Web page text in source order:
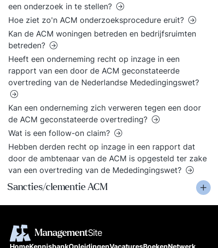
een onderzoek in te stellen?
Hoe ziet zo'n ACM onderzoeksprocedure eruit?
Kan de ACM woningen betreden en bedrijfsruimten
betreden?
Heeft een onderneming recht op inzage in een
rapport van een door de ACM geconstateerde
overtreding van de Nederlandse Mededingingswet?
Kan een onderneming zich verweren tegen een door
de ACM geconstateerde overtreding?
Wat is een follow-on claim?
Hebben derden recht op inzage in een rapport dat
door de ambtenaar van de ACM is opgesteld ter zake
van een overtreding van de Mededingingswet?
Sancties/clementie ACM
HomeKennisbankOpleidingenVacaturesBoekenNetwerk